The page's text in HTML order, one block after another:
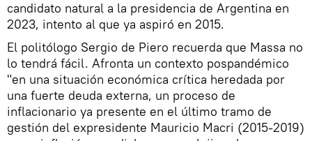
candidato natural a la presidencia de Argentina en
2023, intento al que ya aspiró en 2015.
El politólogo Sergio de Piero recuerda que Massa no
lo tendrá fácil. Afronta un contexto pospandémico
"en una situación económica crítica heredada por
una fuerte deuda externa, un proceso de
inflacionario ya presente en el último tramo de
gestión del expresidente Mauricio Macri (2015-2019)